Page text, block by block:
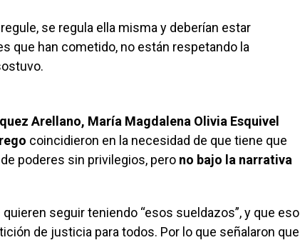
se regula ella misma y deberían estar
que han cometido, no están respetando la
Arellano, María Magdalena Olivia Esquivel
coincidieron en la necesidad de que tiene que
poderes sin privilegios, pero no bajo la narrativa
seguir teniendo “esos sueldazos”, y que eso
de justicia para todos. Por lo que señalaron que